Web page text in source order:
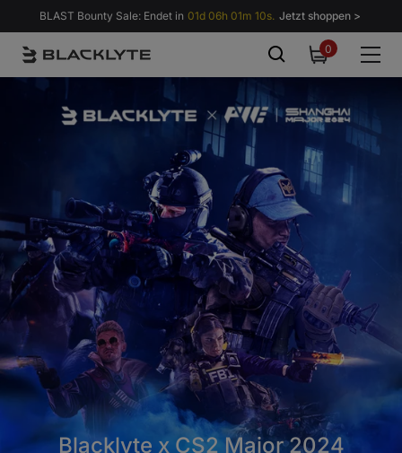
Zum Inhalt springen
BLAST Bounty Sale: Endet in 01d 06h 01m 09s. Jetzt shoppen >
00
items
Blacklyte x CS2 Major 2024